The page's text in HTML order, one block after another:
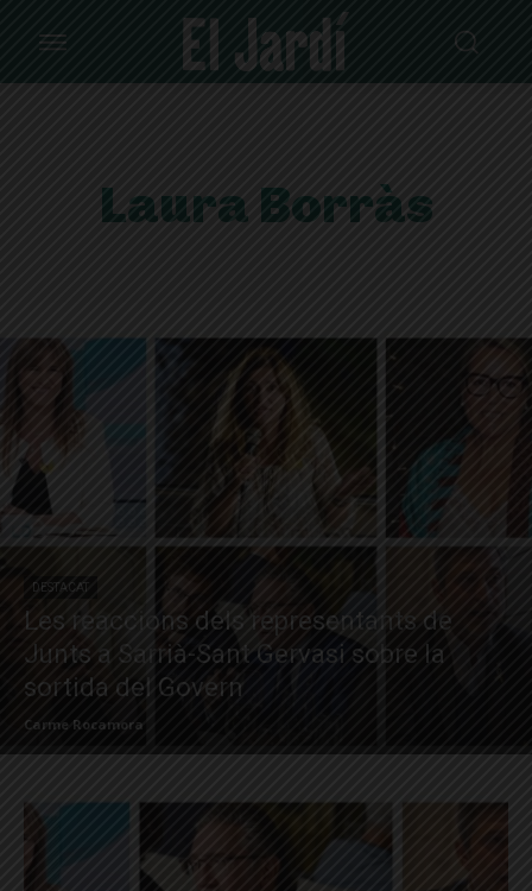
Laura Borràs
DESTACAT
Les reaccions dels representants de
Junts a Sarrià-Sant Gervasi sobre la
sortida del Govern
Carme Rocamora